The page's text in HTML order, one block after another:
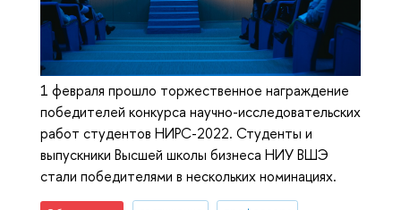
1 февраля прошло торжественное награждение
победителей конкурса научно-исследовательских
работ студентов НИРС-2022. Студенты и
выпускники Высшей школы бизнеса НИУ ВШЭ
стали победителями в нескольких номинациях.